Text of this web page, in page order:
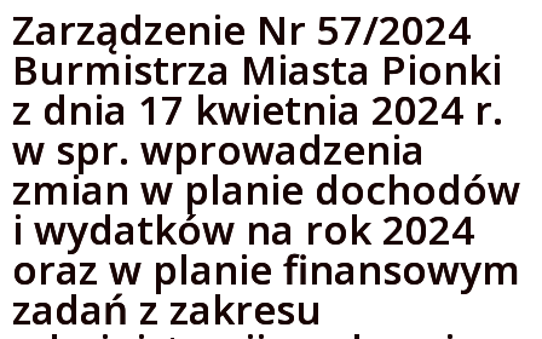
Zarządzenie Nr 57/2024
Burmistrza Miasta Pionki
z dnia 17 kwietnia 2024 r.
w spr. wprowadzenia
zmian w planie dochodów
i wydatków na rok 2024
oraz w planie finansowym
zadań z zakresu